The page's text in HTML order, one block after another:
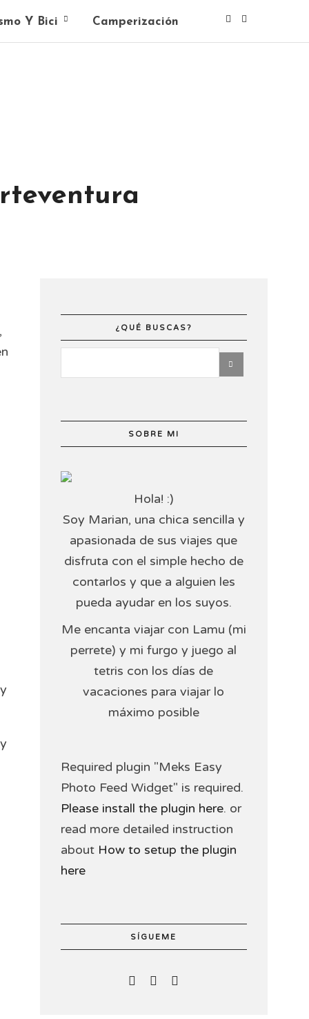
Y Bici Camperización
¿QUÉ BUSCAS?
SOBRE MI
Hola! :)
Soy Marian, una chica sencilla y
apasionada de sus viajes que
disfruta con el simple hecho de
contarlos y que a alguien les
pueda ayudar en los suyos.
Me encanta viajar con Lamu (mi
perrete) y mi furgo y juego al
tetris con los días de
vacaciones para viajar lo
máximo posible
Required plugin "Meks Easy
Photo Feed Widget" is required.
Please install the plugin here. or
read more detailed instruction
about How to setup the plugin
here
SÍGUEME